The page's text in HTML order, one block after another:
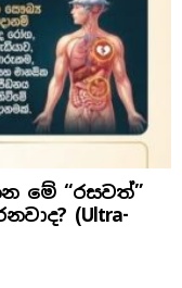
මේ “රසවත්”
(Ultra-